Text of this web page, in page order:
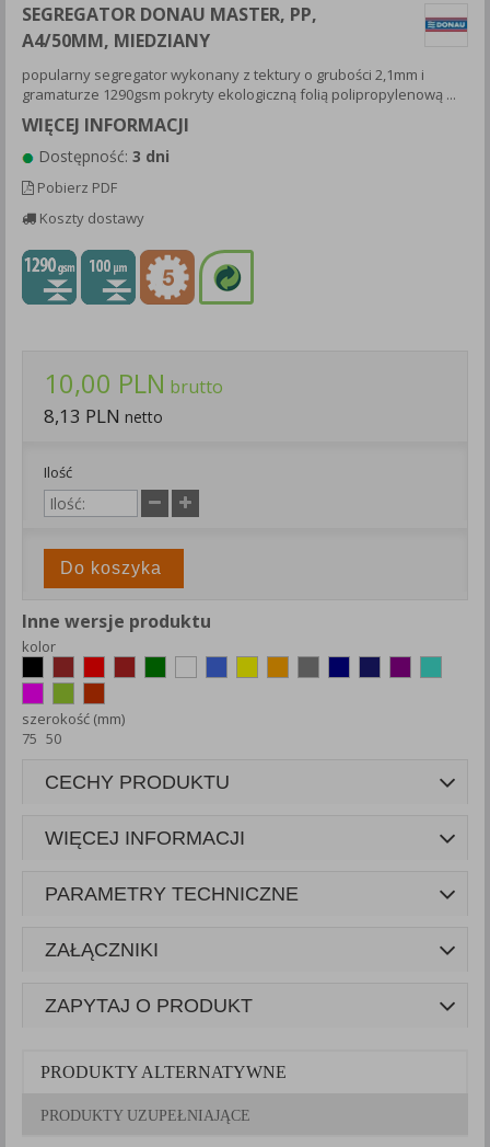
SEGREGATOR DONAU MASTER, PP,
A4/50MM, MIEDZIANY
popularny segregator wykonany z tektury o grubości 2,1mm i
gramaturze 1290gsm pokryty ekologiczną folią polipropylenową ...
WIĘCEJ INFORMACJI
Dostępność: 3 dni
Pobierz PDF
Koszty dostawy
10,00 PLN brutto
8,13 PLN netto
Ilość
Do koszyka
Inne wersje produktu
kolor
szerokość (mm)
75 50
CECHY PRODUKTU
WIĘCEJ INFORMACJI
PARAMETRY TECHNICZNE
ZAŁĄCZNIKI
ZAPYTAJ O PRODUKT
PRODUKTY ALTERNATYWNE
PRODUKTY UZUPEŁNIAJĄCE
zgoda której udzieliliście podczas zakładania konta.
Każda Państwa zgoda jest dobrowolna i można ją w dowolnym
momencie wycofać.
Polityka prywatności (rozwiń)
Klauzula Informacyjna (rozwiń)
Lista Zaufanych Partnerów (rozwiń)